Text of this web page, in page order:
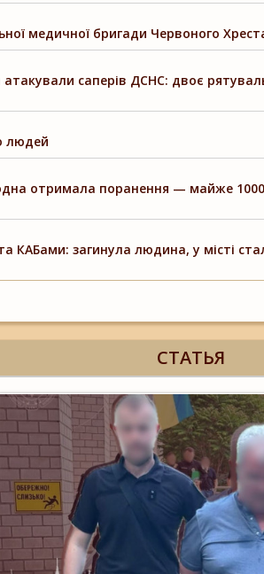
медичної бригади Червоного
атакували саперів ДСНС: двоє
людей
отримала поранення — майже
КАБами: загинула людина, у місті
СТАТЬЯ